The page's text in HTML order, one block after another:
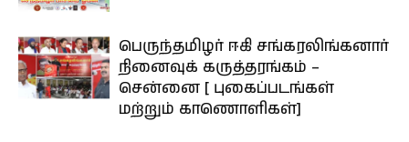
பெருந்தமிழர் ஈகி சங்கரலிங்கனார்
நினைவுக் கருத்தரங்கம் –
சென்னை [ புகைப்படங்கள்
மற்றும் காணொளிகள்]